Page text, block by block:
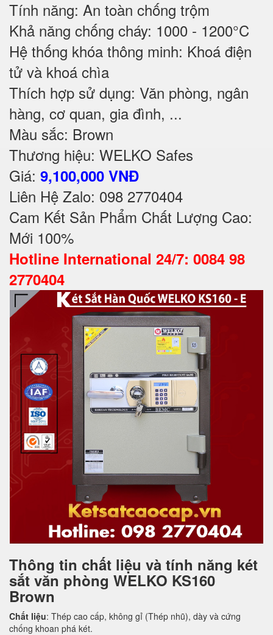
Tính năng: An toàn chống trộm
Khả năng chống cháy: 1000 - 1200°C
Hệ thống khóa thông minh: Khoá điện
tử và khoá chìa
Thích hợp sử dụng: Văn phòng, ngân
hàng, cơ quan, gia đình, ...
Màu sắc: Brown
Thương hiệu: WELKO Safes
Giá: 9,100,000 VNĐ
Liên Hệ Zalo: 098 2770404
Cam Kết Sản Phẩm Chất Lượng Cao:
Mới 100%
Hotline International 24/7: 0084 98
2770404
Thông tin chất liệu và tính năng két
sắt văn phòng WELKO KS160
Brown
Chất liệu: Thép cao cấp, không gỉ (Thép nhũ), dày và cứng
chống khoan phá két.